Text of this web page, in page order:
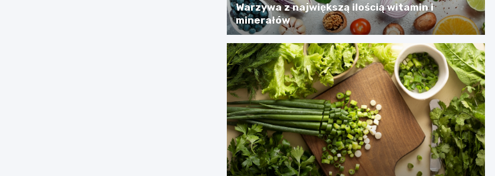
Warzywa z największą ilością witamin i
minerałów